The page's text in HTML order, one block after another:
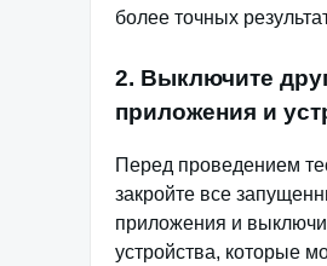
более точных
2. Выключите
приложения и
Перед проведением
закройте все
приложения и
устройства, которые